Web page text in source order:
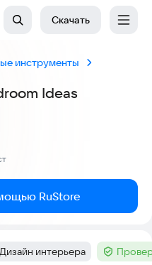
Скачать
инструменты
Ideas
RuStore
Тег:
Дизайн интерьера Тег :